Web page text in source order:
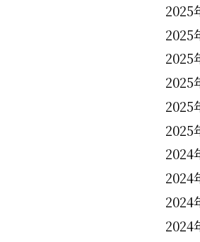
2025
2025
2025
2025
2025
2025
2024
2024
2024
2024